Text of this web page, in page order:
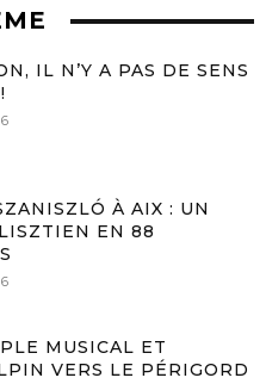
IL N’Y A PAS DE SENS
À AIX : UN
EN 88
MUSICAL ET
VERS LE PÉRIGORD